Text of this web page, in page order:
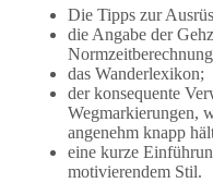
Die Tipps zur
die Angabe der
das Wanderlexikon;
der konsequente
Wegmarkierungen,
angenehm knapp
eine kurze
motivierendem Stil.